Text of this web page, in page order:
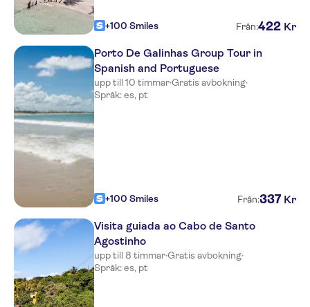
+100 Smiles Från:422 Kr
Porto De Galinhas Group Tour in
Spanish and Portuguese
upp till 10 timmar·Gratis avbokning·
Språk: es, pt
+100 Smiles Från:337 Kr
Visita guiada ao Cabo de Santo
Agostinho
upp till 8 timmar·Gratis avbokning·
Språk: es, pt